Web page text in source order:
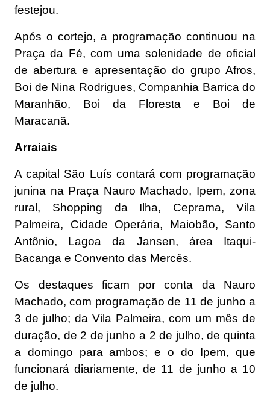
festejou.
Após o cortejo, a programação continuou na
Praça da Fé, com uma solenidade de oficial
de abertura e apresentação do grupo Afros,
Boi de Nina Rodrigues, Companhia Barrica do
Maranhão, Boi da Floresta e Boi de
Maracanã.
Arraiais
A capital São Luís contará com programação
junina na Praça Nauro Machado, Ipem, zona
rural, Shopping da Ilha, Ceprama, Vila
Palmeira, Cidade Operária, Maiobão, Santo
Antônio, Lagoa da Jansen, área Itaqui-
Bacanga e Convento das Mercês.
Os destaques ficam por conta da Nauro
Machado, com programação de 11 de junho a
3 de julho; da Vila Palmeira, com um mês de
duração, de 2 de junho a 2 de julho, de quinta
a domingo para ambos; e o do Ipem, que
funcionará diariamente, de 11 de junho a 10
de julho.